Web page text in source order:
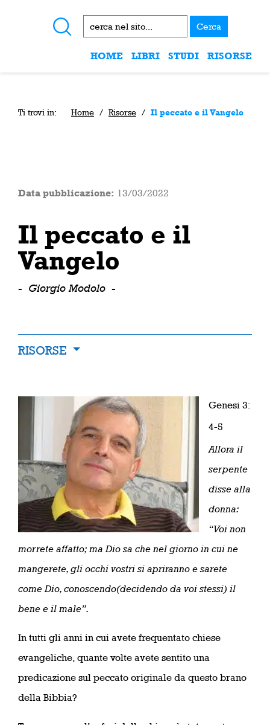
Cerca
HOME LIBRI STUDI RISORSE
Ti trovi in: Home / Risorse / Il peccato e il Vangelo
Data pubblicazione: 13/03/2022
Il peccato e il
Vangelo
- Giorgio Modolo -
RISORSE
Genesi 3:
4-5
Allora il
serpente
disse alla
donna:
“Voi non
morrete affatto; ma Dio sa che nel giorno in cui ne
mangerete, gli occhi vostri si apriranno e sarete
come Dio, conoscendo(decidendo da voi stessi) il
bene e il male”.
In tutti gli anni in cui avete frequentato chiese
evangeliche, quante volte avete sentito una
predicazione sul peccato originale da questo brano
della Bibbia?